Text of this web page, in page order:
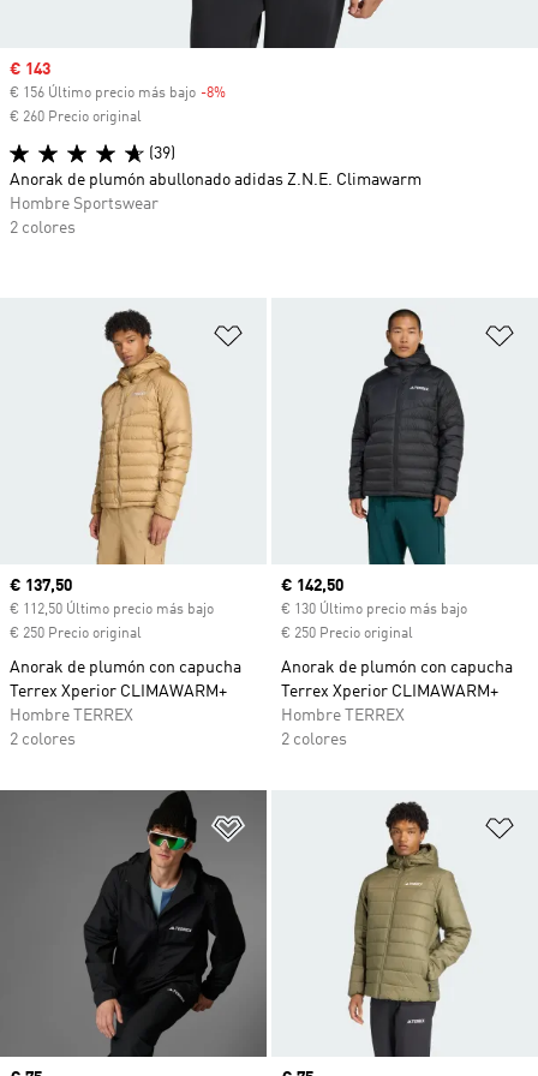
Añadir a la lista de deseos
Precio actual
€ 137,50
€ 112,50 Último precio más bajo
€ 250 Precio original
Anorak de plumón con capucha
Terrex Xperior CLIMAWARM+
Hombre TERREX
2 colores
Precio actual
€ 142,50
€ 130 Último precio más bajo
€ 250 Precio original
Anorak de plumón con capucha
Terrex Xperior CLIMAWARM+
Hombre TERREX
2 colores
Añadir a la lista de deseos
Precio de venta
€ 143
€ 156 Último precio más bajo -8%
€ 260 Precio original
(39)
Anorak de plumón abullonado adidas Z.N.E. Climawarm
Hombre Sportswear
2 colores